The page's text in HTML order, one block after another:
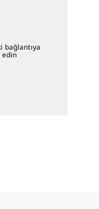
bağlantıya
edin